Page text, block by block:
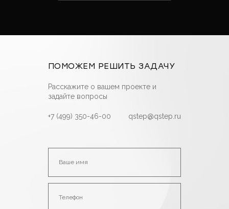
ПОМОЖЕМ РЕШИТЬ ЗАДАЧУ
Расскажите о вашем проекте и
задайте вопросы
+7 (499) 350-46-00 qstep@qstep.ru